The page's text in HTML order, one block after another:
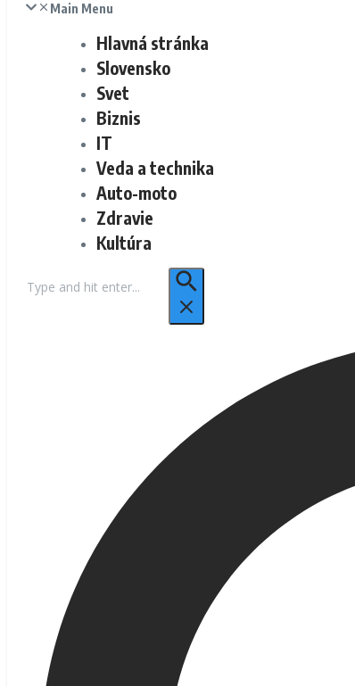
Main Menu
Hlavná stránka
Slovensko
Svet
Biznis
IT
Veda a technika
Auto-moto
Zdravie
Kultúra